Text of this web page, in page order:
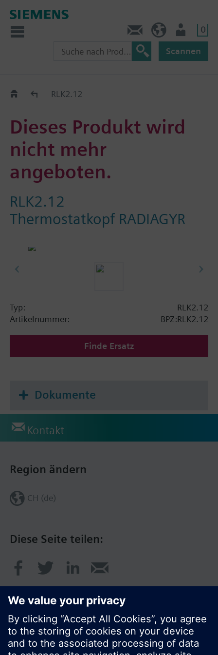
0
Scannen
Old2NewRLK2.12
Dieses Produkt wird
nicht mehr
angeboten.
RLK2.12
Thermostatkopf RADIAGYR
Typ:
RLK2.12
Artikelnummer:
BPZ:RLK2.12
Finde Ersatz
Dokumente
Kontakt
Diese Seite teilen:
Region ändern
CH (de)